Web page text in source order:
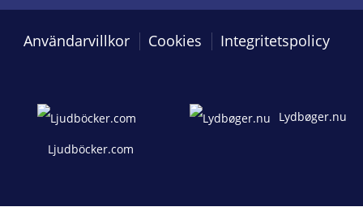
Användarvillkor Cookies Integritetspolicy
Ljudböcker.com
Lydbøger.nu